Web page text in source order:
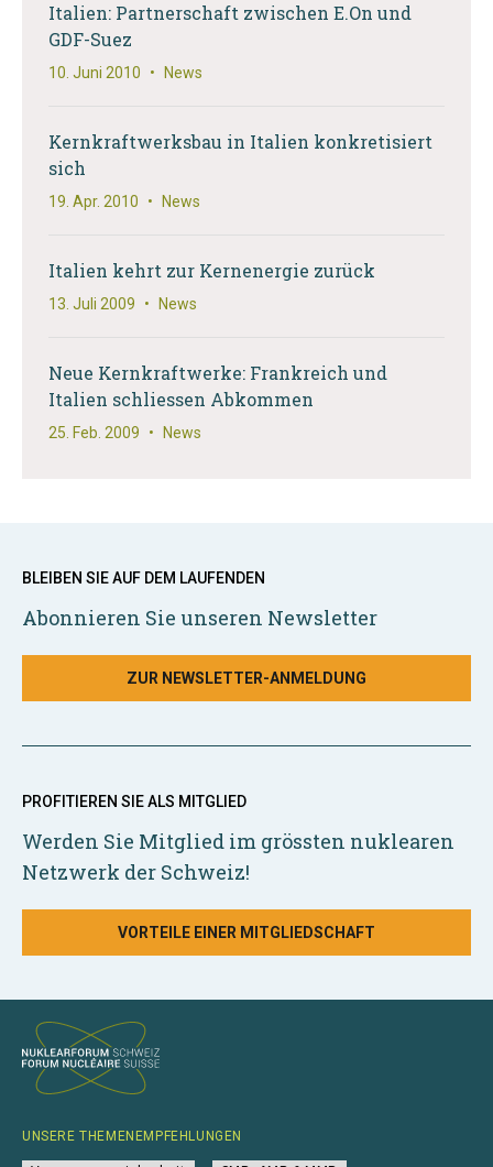
Italien: Partnerschaft zwischen E.On und
GDF-Suez
10. Juni 2010 • News
Kernkraftwerksbau in Italien konkretisiert
sich
19. Apr. 2010 • News
Italien kehrt zur Kernenergie zurück
13. Juli 2009 • News
Neue Kernkraftwerke: Frankreich und
Italien schliessen Abkommen
25. Feb. 2009 • News
BLEIBEN SIE AUF DEM LAUFENDEN
Abonnieren Sie unseren Newsletter
ZUR NEWSLETTER-ANMELDUNG
PROFITIEREN SIE ALS MITGLIED
Werden Sie Mitglied im grössten nuklearen
Netzwerk der Schweiz!
VORTEILE EINER MITGLIEDSCHAFT
UNSERE THEMENEMPFEHLUNGEN